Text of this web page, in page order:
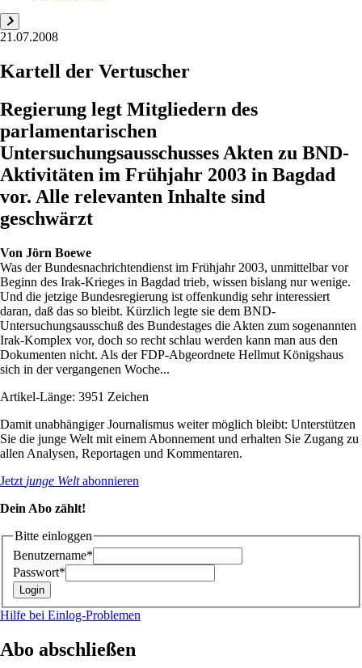
21.07.2008
Kartell der Vertuscher
Regierung legt Mitgliedern des
parlamentarischen
Untersuchungsausschusses Akten zu BND-
Aktivitäten im Frühjahr 2003 in Bagdad
vor. Alle relevanten Inhalte sind
geschwärzt
Von Jörn Boewe
Was der Bundesnachrichtendienst im Frühjahr 2003, unmittelbar vor
Beginn des Irak-Krieges in Bagdad trieb, wissen bislang nur wenige.
Und die jetzige Bundesregierung ist offenkundig sehr interessiert
daran, daß das so bleibt. Kürzlich legte sie dem BND-
Untersuchungsausschuß des Bundestages die Akten zum sogenannten
Irak-Komplex vor, doch so recht schlau werden kann man aus den
Dokumenten nicht. Als der FDP-Abgeordnete Hellmut Königshaus
sich in der vergangenen Woche...
Artikel-Länge: 3951 Zeichen
Damit unabhängiger Journalismus weiter möglich bleibt: Unterstützen
Sie die junge Welt mit einem Abonnement und erhalten Sie Zugang zu
allen Analysen, Reportagen und Kommentaren.
Jetzt junge Weltabonnieren
Dein Abo zählt!
Bitte einloggen
Benutzername*
Passwort*
Hilfe bei Einlog-Problemen
Abo abschließen